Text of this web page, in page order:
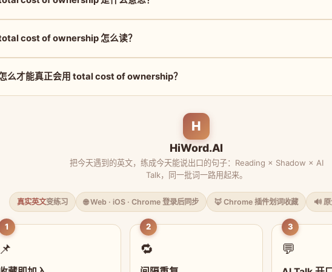
cost of ownership 怎么读？
么才能真正会用 total cost of ownership？
H
HiWord.AI
把今天遇到的英文，练成今天能说出口的句子：Reading × Shadow × AI
Talk，同一批词一路用起来。
真实英文变练习 🌐 Web · iOS · Chrome 登录后同步 🦊 Chrome 插件划词收藏 🔊
1
📌
2
🔁
3
💬